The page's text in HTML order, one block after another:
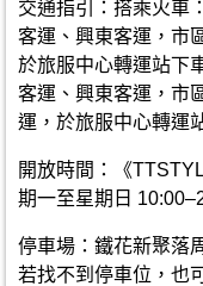
交通指引：搭乘火車
客運、興東客運，市
於旅服中心轉運站下
客運、興東客運，市
運，於旅服中心轉運
開放時間：《
期一至星期日
停車場：鐵花新聚落
若找不到停車位，也